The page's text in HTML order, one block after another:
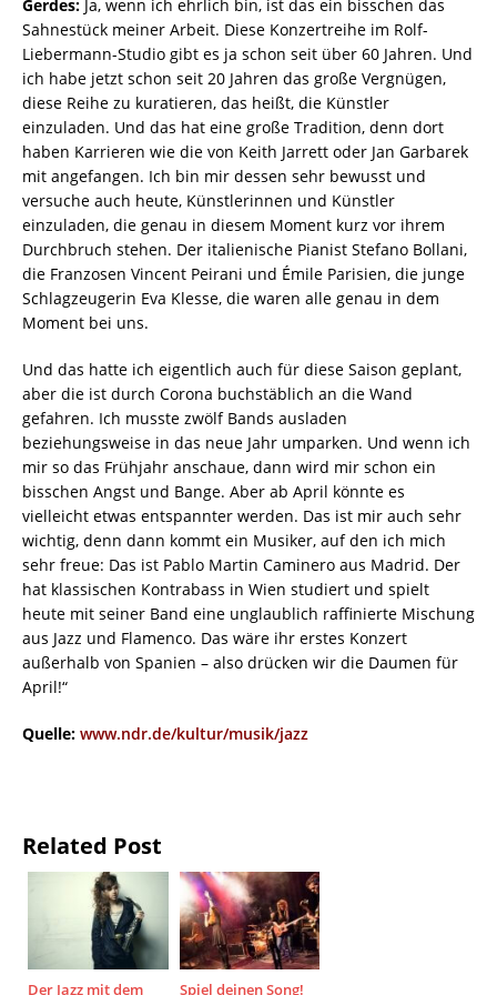
Gerdes: Ja, wenn ich ehrlich bin, ist das ein bisschen das
Sahnestück meiner Arbeit. Diese Konzertreihe im Rolf-
Liebermann-Studio gibt es ja schon seit über 60 Jahren. Und
ich habe jetzt schon seit 20 Jahren das große Vergnügen,
diese Reihe zu kuratieren, das heißt, die Künstler
einzuladen. Und das hat eine große Tradition, denn dort
haben Karrieren wie die von Keith Jarrett oder Jan Garbarek
mit angefangen. Ich bin mir dessen sehr bewusst und
versuche auch heute, Künstlerinnen und Künstler
einzuladen, die genau in diesem Moment kurz vor ihrem
Durchbruch stehen. Der italienische Pianist Stefano Bollani,
die Franzosen Vincent Peirani und Émile Parisien, die junge
Schlagzeugerin Eva Klesse, die waren alle genau in dem
Moment bei uns.
Und das hatte ich eigentlich auch für diese Saison geplant,
aber die ist durch Corona buchstäblich an die Wand
gefahren. Ich musste zwölf Bands ausladen
beziehungsweise in das neue Jahr umparken. Und wenn ich
mir so das Frühjahr anschaue, dann wird mir schon ein
bisschen Angst und Bange. Aber ab April könnte es
vielleicht etwas entspannter werden. Das ist mir auch sehr
wichtig, denn dann kommt ein Musiker, auf den ich mich
sehr freue: Das ist Pablo Martin Caminero aus Madrid. Der
hat klassischen Kontrabass in Wien studiert und spielt
heute mit seiner Band eine unglaublich raffinierte Mischung
aus Jazz und Flamenco. Das wäre ihr erstes Konzert
außerhalb von Spanien – also drücken wir die Daumen für
April!“
Quelle: www.ndr.de/kultur/musik/jazz
Related Post
Der Jazz mit dem
Spiel deinen Song!